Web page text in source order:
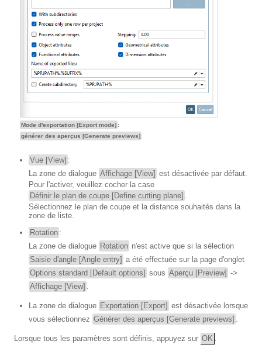
Mode d'exportation [Export mode] :
générer des aperçus [Generate previews]
Vue [View] :
La zone de dialogue Affichage [View] est désactivée par défaut.
Pour l'activer, veuillez cocher la case
Définir le plan de coupe [Define cutting plane] .
Sélectionnez le plan de coupe et la distance souhaités dans la
zone de liste.
Rotation :
La zone de dialogue Rotation n'est active que si la sélection
Saisie d'angle [Angle entry] a été effectuée sur la page d'onglet
Options standard [Default options] sous Aperçu [Preview] ->
Affichage [View] .
La zone de dialogue Exportation [Export] est désactivée lorsque
vous sélectionnez Générer des aperçus [Generate previews] .
Lorsque tous les paramètres sont définis, appuyez sur OK .